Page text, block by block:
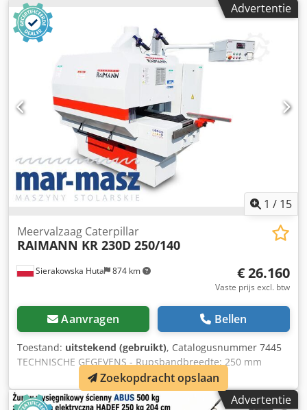
Advertentie
1 / 15
Sierakowska Huta 874 km
Meervalzaag Caterpillar
RAIMANN KR 230D 250/140
€ 26.160
Vaste prijs excl. btw
Aanvragen Bellen
Toestand: uitstekend (gebruikt), Catalogusnummer 7445
TECHNISCHE GEGEVENS - Rupsbandbreedte: 250 mm
Cedpfx Aeza D Rreb Ueha - Asbreedte: 400 mm - Maximale
diameter zaagblad: 400 mm - Diameter zaagasgat: 80 mm -
Maximale zaaghoogte: 140 mm - Tafelbreedte metAdvertentie
Zoekopdracht opslaan